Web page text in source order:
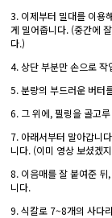
3. 이제부터 밀대를 이용
게 밀어줍니다. (중간에
다.)
4. 상단 부분만 손으로 작
5. 분량의 부드러운 버터
6. 그 위에, 필링을 골고
7. 아래서부터 말아갑니
니다. (이미 영상 보셨겠
8. 이음매를 잘 붙여준
니다.
9. 식칼로 7~8개의 사다